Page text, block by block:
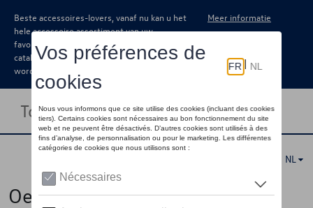
Beste accessoires-lovers, vanaf nu kan u het
hele accessoire assortiment van uw
favoriete merk terugvinden in de online
catalogus. Deze kunnen steeds besteld
worden via uw dealer.
Meer informatie
Toggle navigation
NL
Oeps !